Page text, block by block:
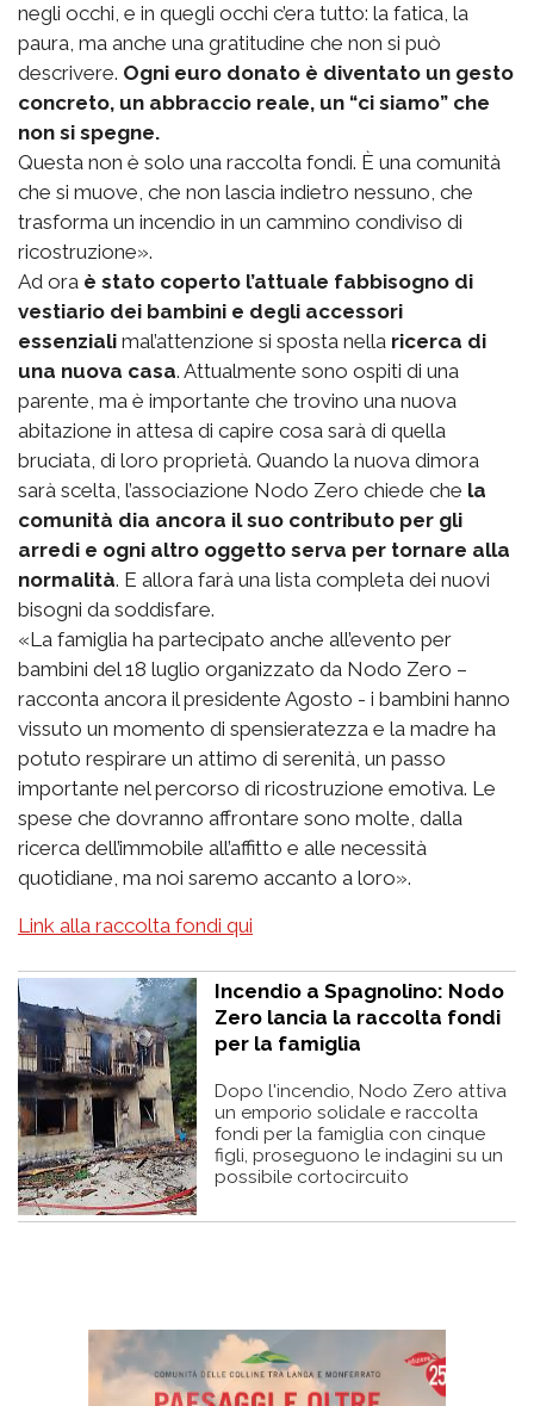
negli occhi, e in quegli occhi c’era tutto: la fatica, la
paura, ma anche una gratitudine che non si può
descrivere. Ogni euro donato è diventato un gesto
concreto, un abbraccio reale, un “ci siamo” che
non si spegne.
Questa non è solo una raccolta fondi. È una comunità
che si muove, che non lascia indietro nessuno, che
trasforma un incendio in un cammino condiviso di
ricostruzione».
Ad ora è stato coperto l’attuale fabbisogno di
vestiario dei bambini e degli accessori
essenziali mal’attenzione si sposta nella ricerca di
una nuova casa. Attualmente sono ospiti di una
parente, ma è importante che trovino una nuova
abitazione in attesa di capire cosa sarà di quella
bruciata, di loro proprietà. Quando la nuova dimora
sarà scelta, l’associazione Nodo Zero chiede che la
comunità dia ancora il suo contributo per gli
arredi e ogni altro oggetto serva per tornare alla
normalità. E allora farà una lista completa dei nuovi
bisogni da soddisfare.
«La famiglia ha partecipato anche all’evento per
bambini del 18 luglio organizzato da Nodo Zero –
racconta ancora il presidente Agosto - i bambini hanno
vissuto un momento di spensieratezza e la madre ha
potuto respirare un attimo di serenità, un passo
importante nel percorso di ricostruzione emotiva. Le
spese che dovranno affrontare sono molte, dalla
ricerca dell’immobile all’affitto e alle necessità
quotidiane, ma noi saremo accanto a loro».
Link alla raccolta fondi qui
Incendio a Spagnolino: Nodo
Zero lancia la raccolta fondi
per la famiglia
Dopo l'incendio, Nodo Zero attiva
un emporio solidale e raccolta
fondi per la famiglia con cinque
figli, proseguono le indagini su un
possibile cortocircuito